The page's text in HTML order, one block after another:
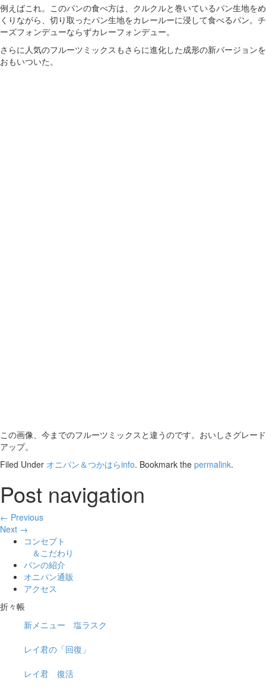
例えばこれ。このパンの食べ方は、クルクルと巻いているパン生地をめ
くりながら、切り取ったパン生地をカレールーに浸して食べるパン。チ
ーズフォンデューならずカレーフォンデュー。
さらに人気のフルーツミックスもさらに進化した成形の新バージョンを
おもいついた。
この画像、今までのフルーツミックスと違うのです。おいしさグレード
アップ。
Filed Under オニパン＆つかはらinfo. Bookmark the permalink.
Post navigation
← Previous
Next →
コンセプト
＆こだわり
パンの紹介
オニパン通販
アクセス
折々帳
新メニュー 塩ラスク
レイ君の「回復」
レイ君 復活